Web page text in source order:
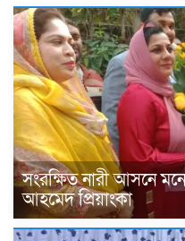
সংরক্ষিত নারী আসনে
আহমেদ প্রিয়াংকা